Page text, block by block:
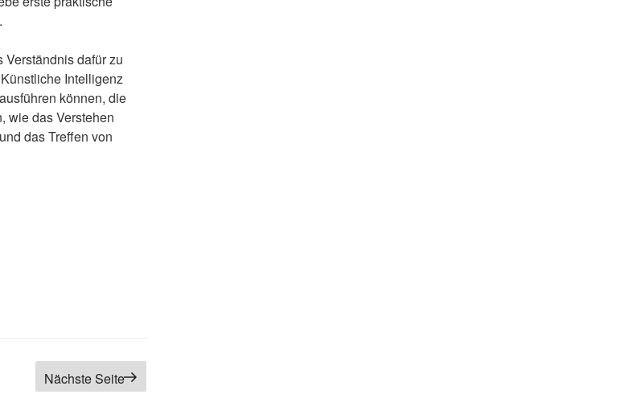
dafür zu
Intelligenz
können, die
wie das Verstehen
das Treffen von
Nächste Seite